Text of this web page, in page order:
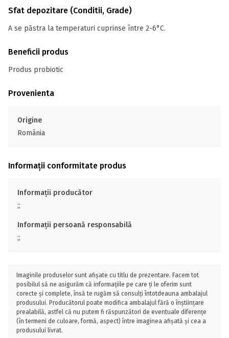
Sfat depozitare (Conditii, Grade)
A se păstra la temperaturi cuprinse între 2-6°C.
Beneficii produs
Produs probiotic
Provenienta
Origine
România
Informații conformitate produs
Informații producător
;;
Informații persoană responsabilă
;;
Imaginile produselor sunt afișate cu titlu de prezentare. Facem tot
posibilul să ne asigurăm că informațiile pe care ți le oferim sunt
corecte și complete, însă te rugăm să consulți întotdeauna ambalajul
produsului. Producătorul poate modifica ambalajul fără o înștiințare
prealabilă, astfel că nu putem fi răspunzători de eventuale diferențe
(în termeni de culoare, formă, aspect) între imaginea afișată și cea a
produsului livrat.